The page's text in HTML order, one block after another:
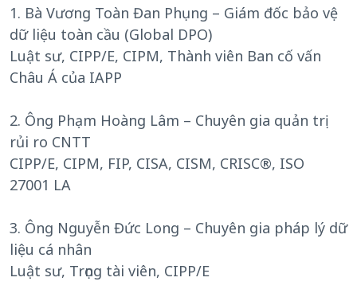
1. Bà Vương Toàn Đan Phụng – Giám đốc bảo vệ
dữ liệu toàn cầu (Global DPO)
Luật sư, CIPP/E, CIPM, Thành viên Ban cố vấn
Châu Á của IAPP
2. Ông Phạm Hoàng Lâm – Chuyên gia quản trị
rủi ro CNTT
CIPP/E, CIPM, FIP, CISA, CISM, CRISC®, ISO
27001 LA
3. Ông Nguyễn Đức Long – Chuyên gia pháp lý dữ
liệu cá nhân
Luật sư, Trọng tài viên, CIPP/E